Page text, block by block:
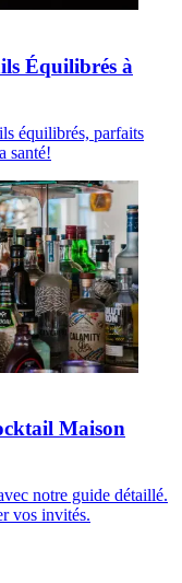
Équilibrés à
équilibrés, parfaits
santé!
Maison
notre guide détaillé.
vos invités.